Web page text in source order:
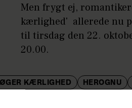
Men frygt ej,
kærlighed' allerede nu
til tirsdag den 22.
20.00.
KÆRLIGHED HEROGNU